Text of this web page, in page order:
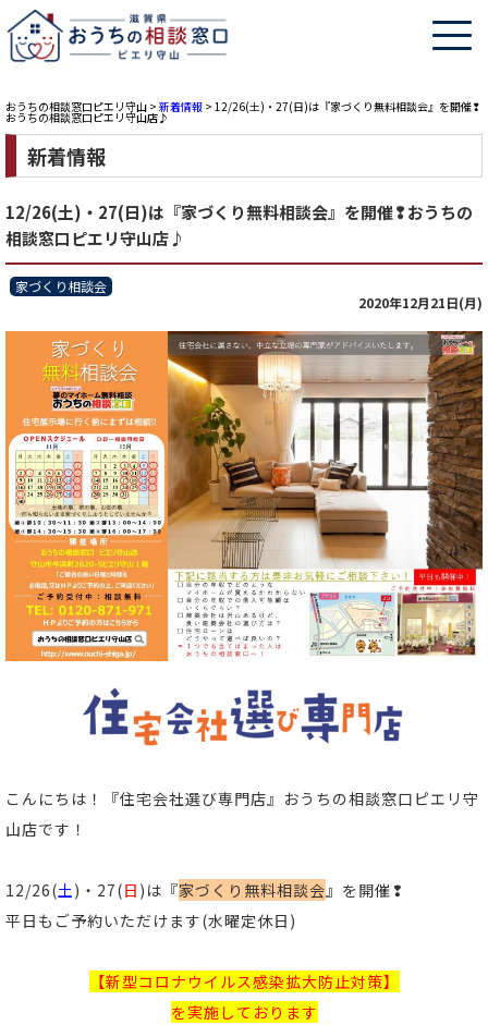
おうちの相談窓口ピエリ守山 > 新着情報 > 12/26(土)・27(日)は『家づくり無料相談会』を開催❢
おうちの相談窓口ピエリ守山店♪
新着情報
12/26(土)・27(日)は『家づくり無料相談会』を開催❢おうちの
相談窓口ピエリ守山店♪
家づくり相談会
2020年12月21日(月)
こんにちは！
『住宅会社選び専門店』おうちの相談窓口ピエリ守
山店です！
12/26(土)・27(日 )は『家づくり無料相談会』を開催❢
平日もご予約いただけます(水曜定休日)
【新型コロナウイルス感染拡大防止対策】
を実施しております